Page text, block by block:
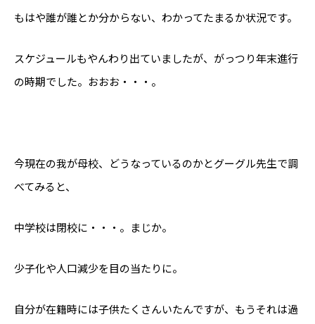
もはや誰が誰とか分からない、わかってたまるか状況です。
スケジュールもやんわり出ていましたが、がっつり年末進行
の時期でした。おおお・・・。
今現在の我が母校、どうなっているのかとグーグル先生で調
べてみると、
中学校は閉校に・・・。まじか。
少子化や人口減少を目の当たりに。
自分が在籍時には子供たくさんいたんですが、もうそれは過